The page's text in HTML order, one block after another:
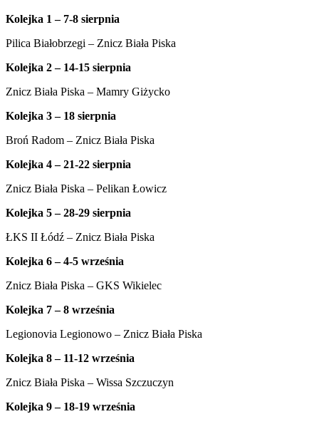
Kolejka 1 – 7-8 sierpnia
Pilica Białobrzegi – Znicz Biała Piska
Kolejka 2 – 14-15 sierpnia
Znicz Biała Piska – Mamry Giżycko
Kolejka 3 – 18 sierpnia
Broń Radom – Znicz Biała Piska
Kolejka 4 – 21-22 sierpnia
Znicz Biała Piska – Pelikan Łowicz
Kolejka 5 – 28-29 sierpnia
ŁKS II Łódź – Znicz Biała Piska
Kolejka 6 – 4-5 września
Znicz Biała Piska – GKS Wikielec
Kolejka 7 – 8 września
Legionovia Legionowo – Znicz Biała Piska
Kolejka 8 – 11-12 września
Znicz Biała Piska – Wissa Szczuczyn
Kolejka 9 – 18-19 września